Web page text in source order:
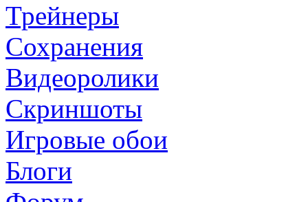
Трейнеры
Сохранения
Видеоролики
Скриншоты
Игровые обои
Блоги